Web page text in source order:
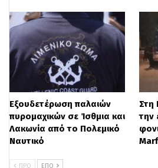
Εξουδετέρωση παλαιών
πυρομαχικών σε Ίσθμια και
Λακωνία από το Πολεμικό
Ναυτικό
Στη
την
ΠΡΟ ΕΠΌ